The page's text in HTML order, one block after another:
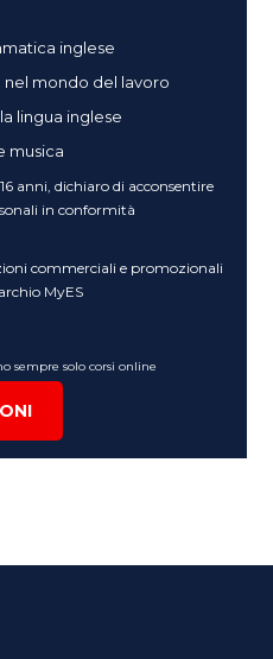
inglese
mondo del lavoro
lingua inglese
musica
anni, dichiaro di acconsentire
in conformità
commerciali e promozionali
MyES
sempre solo corsi online